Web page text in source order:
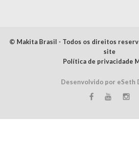
© Makita Brasil - Todos os direitos
site
Política de privacidade
Desenvolvido por eSeth